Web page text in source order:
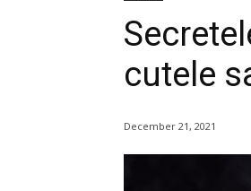
cutele
December 21, 2021